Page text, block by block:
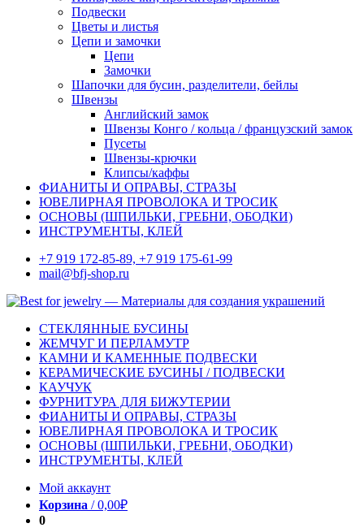
Подвески
Цветы и листья
Цепи и замочки
Цепи
Замочки
Шапочки для бусин, разделители, бейлы
Швензы
Английский замок
Швензы Конго / кольца / французский замок
Пусеты
Швензы-крючки
Клипсы/каффы
ФИАНИТЫ И ОПРАВЫ, СТРАЗЫ
ЮВЕЛИРНАЯ ПРОВОЛОКА И ТРОСИК
ОСНОВЫ (ШПИЛЬКИ, ГРЕБНИ, ОБОДКИ)
ИНСТРУМЕНТЫ, КЛЕЙ
+7 919 172-85-89, +7 919 175-61-99
mail@bfj-shop.ru
СТЕКЛЯННЫЕ БУСИНЫ
ЖЕМЧУГ И ПЕРЛАМУТР
КАМНИ И КАМЕННЫЕ ПОДВЕСКИ
КЕРАМИЧЕСКИЕ БУСИНЫ / ПОДВЕСКИ
КАУЧУК
ФУРНИТУРА ДЛЯ БИЖУТЕРИИ
ФИАНИТЫ И ОПРАВЫ, СТРАЗЫ
ЮВЕЛИРНАЯ ПРОВОЛОКА И ТРОСИК
ОСНОВЫ (ШПИЛЬКИ, ГРЕБНИ, ОБОДКИ)
ИНСТРУМЕНТЫ, КЛЕЙ
Мой аккаунт
Корзина /0,00₽
0